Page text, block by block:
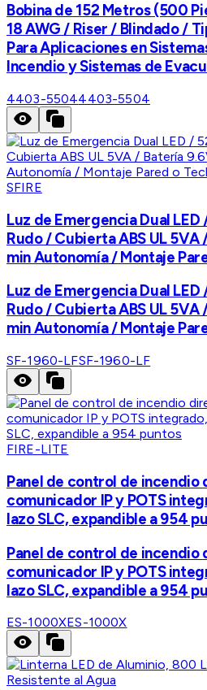
Bobina de 152 Metros (500
18 AWG / Riser / Blindado /
Para Aplicaciones en
Incendio y Sistemas de
4403-55044403-5504
SFIRE
Luz de Emergencia Dual
Rudo / Cubierta ABS UL
min Autonomía / Montaje
Luz de Emergencia Dual
Rudo / Cubierta ABS UL
min Autonomía / Montaje
SF-1960-LFSF-1960-LF
FIRE-LITE
Panel de control de incendio
comunicador IP y POTS
lazo SLC, expandible a 954
Panel de control de incendio
comunicador IP y POTS
lazo SLC, expandible a 954
ES-1000XES-1000X